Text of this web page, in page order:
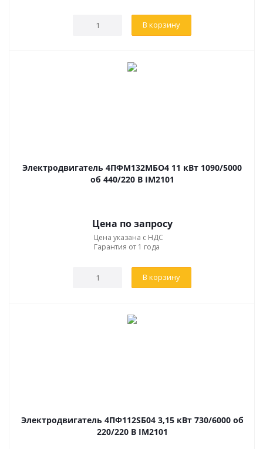
В корзину
Электродвигатель 4ПФМ132МБО4 11 кВт 1090/5000
об 440/220 В IM2101
Цена по запросу
Цена указана с НДС
Гарантия от 1 года
В корзину
Электродвигатель 4ПФ112SБ04 3,15 кВт 730/6000 об
220/220 В IM2101